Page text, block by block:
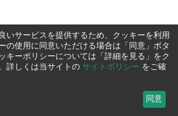
いサービスを提供するため、クッキーを利用
の使用に同意いただける場合は「同意」ボタ
キーポリシーについては「詳細を見る」をク
詳しくは当サイトの サイトポリシー をご確
同意